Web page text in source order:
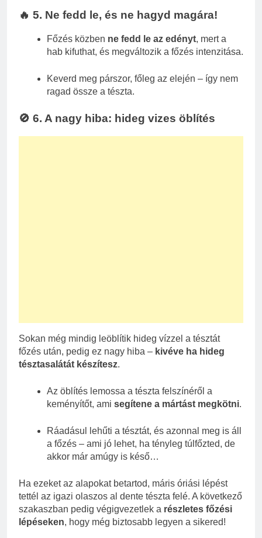
🔥 5. Ne fedd le, és ne hagyd magára!
Főzés közben ne fedd le az edényt, mert a
hab kifuthat, és megváltozik a főzés intenzitása.
Keverd meg párszor, főleg az elején – így nem
ragad össze a tészta.
🚫 6. A nagy hiba: hideg vizes öblítés
Sokan még mindig leöblítik hideg vízzel a tésztát
főzés után, pedig ez nagy hiba – kivéve ha hideg
tésztasalátát készítesz.
Az öblítés lemossa a tészta felszínéről a
keményítőt, ami segítene a mártást megkötni.
Ráadásul lehűti a tésztát, és azonnal meg is áll
a főzés – ami jó lehet, ha tényleg túlfőzted, de
akkor már amúgy is késő…
Ha ezeket az alapokat betartod, máris óriási lépést
tettél az igazi olaszos al dente tészta felé. A következő
szakaszban pedig végigvezetlek a részletes főzési
lépéseken, hogy még biztosabb legyen a sikered!